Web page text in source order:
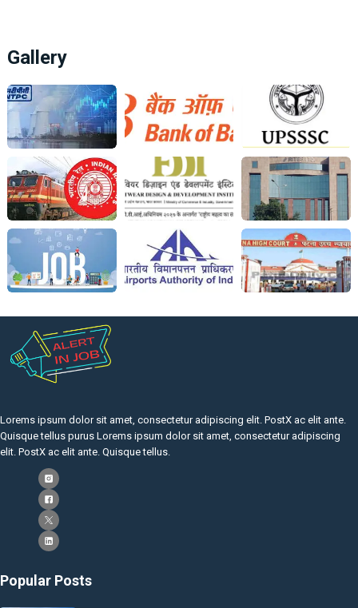
Gallery
Lorems ipsum dolor sit amet, consectetur adipiscing elit. PostX ac elit ante.
Quisque tellus purus Lorems ipsum dolor sit amet, consectetur adipiscing
elit. PostX ac elit ante. Quisque tellus.
Popular Posts